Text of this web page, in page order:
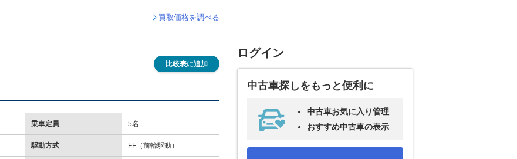
買取価格を調べる
比較表に追加
乗車定員 5名
駆動方式 FF（前輪駆動）
ログイン
中古車探しをもっと便利に
中古車お気に入り管理
おすすめ中古車の表示